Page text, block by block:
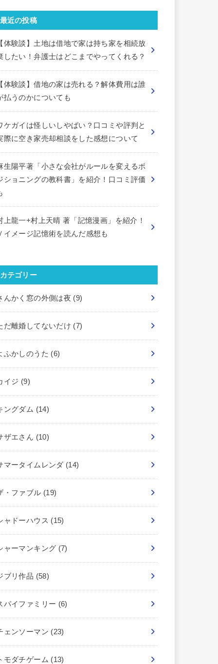
最近の投稿
体験談】土地は借地で家は持ち家を相続放
したい！弁護士はどこまでやってくれる？
体験談】借地の家は売れる？解体費用は誰
払うのかについても
ケガイは怪しいしやばい？口コミや評判と
際に空き家売却相談をした感想について
生陽平著「小さな会社がルールを変えるポ
ショニングの教科書」を紹介！口コミ評価
上龍一+村上天晴 著「記憶漫画」を紹介！
イメージ記憶術を読んだ感想も
カテゴリー
んかく窓の外側は夜 (9)
だ離婚してないだけ (7)
ふかしのうた (6)
イジ (9)
ングダム (14)
ザエさん (10)
マータイムレンダ (14)
・ファブル (19)
ャドーハウス (15)
ャーマンキング (7)
ブリ作品 (58)
パイファミリー (6)
ェンソーマン (23)
モダチゲーム (13)